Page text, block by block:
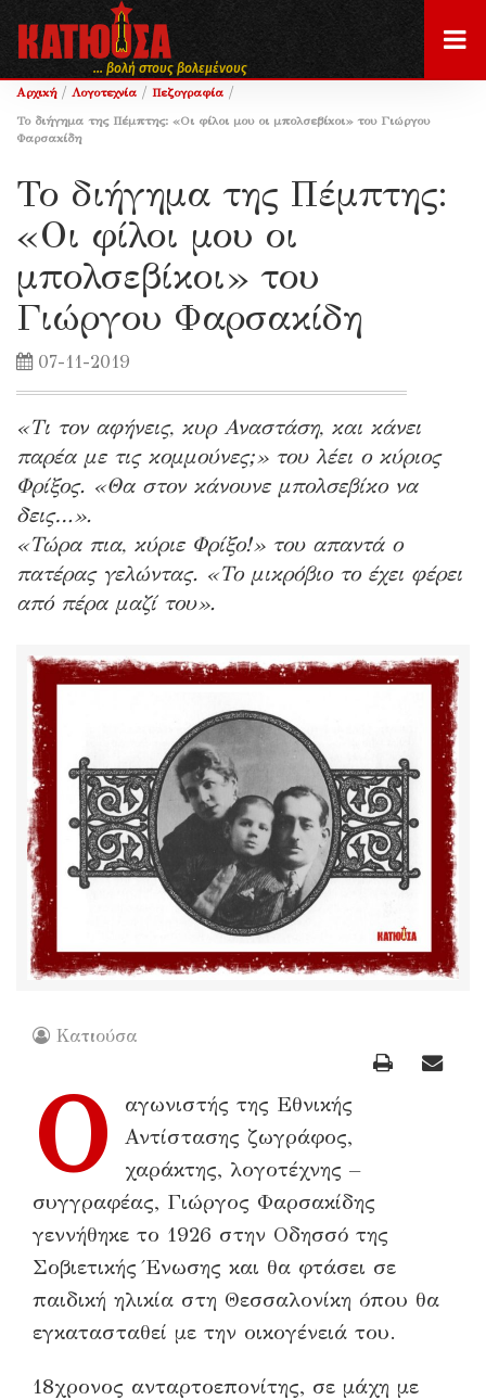
... βολή στους βολεμένους
Αρχική / Λογοτεχνία / Πεζογραφία /
Το διήγημα της Πέμπτης: «Οι φίλοι μου οι μπολσεβίκοι» του Γιώργου
Φαρσακίδη
Το διήγημα της Πέμπτης:
«Οι φίλοι μου οι
μπολσεβίκοι» του
Γιώργου Φαρσακίδη
07-11-2019
«Τι τον αφήνεις, κυρ Αναστάση, και κάνει
παρέα με τις κομμούνες;» του λέει ο κύριος
Φρίξος. «Θα στον κάνουνε μπολσεβίκο να
δεις…».
«Τώρα πια, κύριε Φρίξο!» του απαντά ο
πατέρας γελώντας. «Το μικρόβιο το έχει φέρει
από πέρα μαζί του».
Κατιούσα
Ο
αγωνιστής της Εθνικής
Αντίστασης ζωγράφος,
χαράκτης, λογοτέχνης –
συγγραφέας, Γιώργος Φαρσακίδης
γεννήθηκε το 1926 στην Οδησσό της
Σοβιετικής Ένωσης και θα φτάσει σε
παιδική ηλικία στη Θεσσαλονίκη όπου θα
εγκατασταθεί με την οικογένειά του.
18χρονος ανταρτοεπονίτης, σε μάχη με